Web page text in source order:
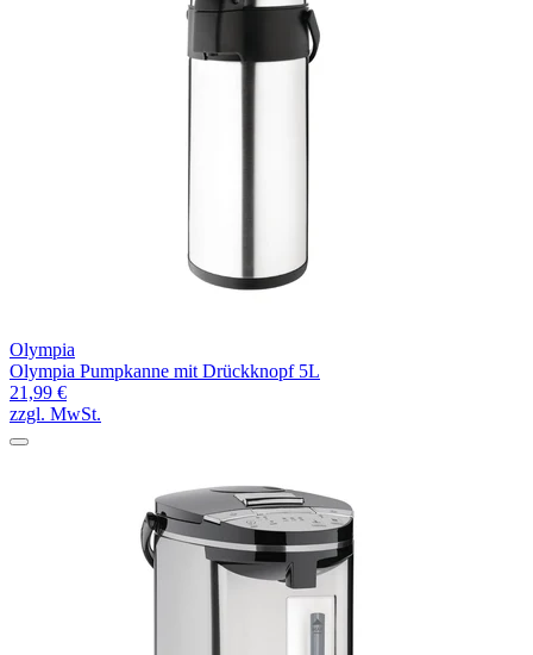
Olympia
Olympia Pumpkanne mit Drückknopf 5L
21,99 €
zzgl. MwSt.